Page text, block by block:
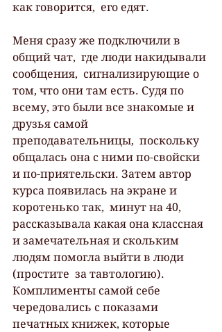
как говорится,  его едят.
Меня сразу же подключили в
общий чат,  где люди накидывали
сообщения,  сигнализирующие о
том, что они там есть. Судя по
всему, это были все знакомые и
друзья самой
преподавательницы,  поскольку
общалась она с ними по-свойски
и по-приятельски. Затем автор
курса появилась на экране и
коротенько так,  минут на 40,
рассказывала какая она классная
и замечательная и скольким
людям помогла выйти в люди
(простите  за тавтологию).
Комплименты самой себе
чередовались с показами
печатных книжек, которые